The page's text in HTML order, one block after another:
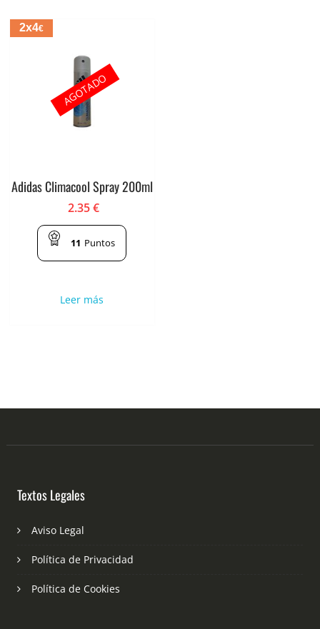
2x4€
Adidas Climacool Spray 200ml
2.35€
11 Puntos
Leer más
AGOTADO
Textos Legales
Aviso Legal
Política de Privacidad
Política de Cookies